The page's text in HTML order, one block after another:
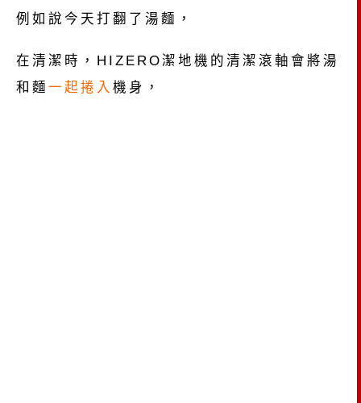
例如說今天打翻了湯麵，
在清潔時，HIZERO潔地機的清潔滾軸會將湯
和麵 一起捲入 機身，